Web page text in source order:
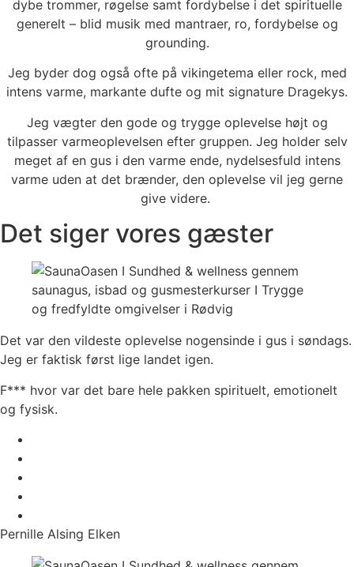
dybe trommer, røgelse samt fordybelse i det spirituelle
generelt – blid musik med mantraer, ro, fordybelse og
grounding.
Jeg byder dog også ofte på vikingetema eller rock, med
intens varme, markante dufte og mit signature Dragekys.
Jeg vægter den gode og trygge oplevelse højt og
tilpasser varmeoplevelsen efter gruppen. Jeg holder selv
meget af en gus i den varme ende, nydelsesfuld intens
varme uden at det brænder, den oplevelse vil jeg gerne
give videre.
Det siger vores gæster
Det var den vildeste oplevelse nogensinde i gus i søndags.
Jeg er faktisk først lige landet igen.
F*** hvor var det bare hele pakken spirituelt, emotionelt
og fysisk.
Pernille Alsing Elken